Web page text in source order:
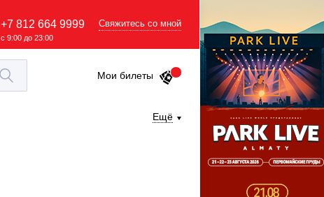
+7 812 664 9999
с 9:00 до 23:00
Свяжитесь со мной
Мои билеты
Ещё